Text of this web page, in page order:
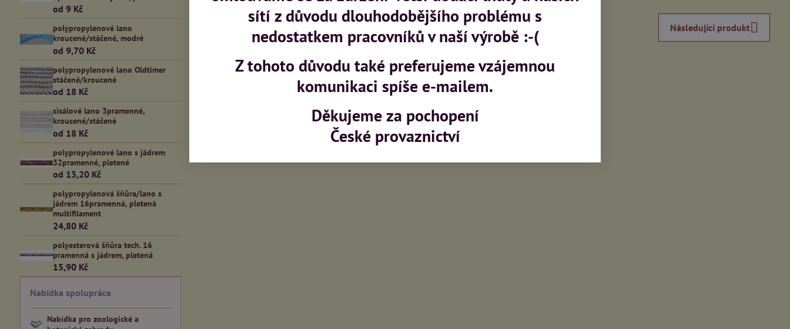
Předchozí produkt Následující produkt
od 9 Kč
polypropylenové lano
kroucené/stáčené, modré
od 9,70 Kč
polypropylenové lano Oldtimer
stáčené/kroucené
od 18 Kč
sisálové lano 3pramenné,
kroucené/stáčené
od 18 Kč
polypropylenové lano s jádrem
32pramenné, pletené
od 13,20 Kč
polypropylenová šňůra/lano s
jádrem 16pramenná, pletená
multifilament
24,80 Kč
polyesterová šňůra tech. 16
pramenná s jádrem, pletená
15,90 Kč
Nabídka spolupráce
Nabídka pro zoologické a
sítí z důvodu dlouhodobějšího problému s
nedostatkem pracovníků v naší výrobě :-(
Z tohoto důvodu také preferujeme vzájemnou
komunikaci spíše e-mailem.
Děkujeme za pochopení
České provaznictví